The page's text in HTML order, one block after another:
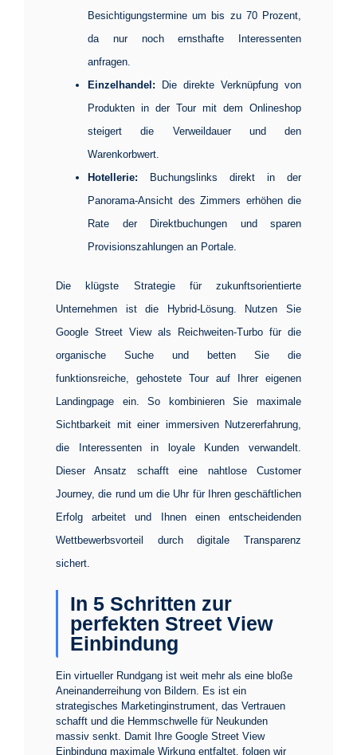
Besichtigungstermine um bis zu 70 Prozent,
da nur noch ernsthafte Interessenten
anfragen.
Einzelhandel: Die direkte Verknüpfung von
Produkten in der Tour mit dem Onlineshop
steigert die Verweildauer und den
Warenkorbwert.
Hotellerie: Buchungslinks direkt in der
Panorama-Ansicht des Zimmers erhöhen die
Rate der Direktbuchungen und sparen
Provisionszahlungen an Portale.
Die klügste Strategie für zukunftsorientierte
Unternehmen ist die Hybrid-Lösung. Nutzen Sie
Google Street View als Reichweiten-Turbo für die
organische Suche und betten Sie die
funktionsreiche, gehostete Tour auf Ihrer eigenen
Landingpage ein. So kombinieren Sie maximale
Sichtbarkeit mit einer immersiven Nutzererfahrung,
die Interessenten in loyale Kunden verwandelt.
Dieser Ansatz schafft eine nahtlose Customer
Journey, die rund um die Uhr für Ihren geschäftlichen
Erfolg arbeitet und Ihnen einen entscheidenden
Wettbewerbsvorteil durch digitale Transparenz
sichert.
In 5 Schritten zur
perfekten Street View
Einbindung
Ein virtueller Rundgang ist weit mehr als eine bloße
Aneinanderreihung von Bildern. Es ist ein
strategisches Marketinginstrument, das Vertrauen
schafft und die Hemmschwelle für Neukunden
massiv senkt. Damit Ihre Google Street View
Einbindung maximale Wirkung entfaltet, folgen wir